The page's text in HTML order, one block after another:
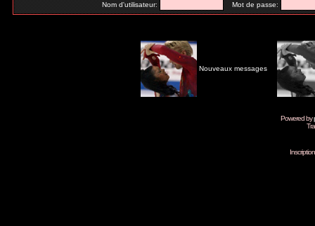
Nom d'utilisateur: Mot de passe:
Nouveaux messages
Powered by